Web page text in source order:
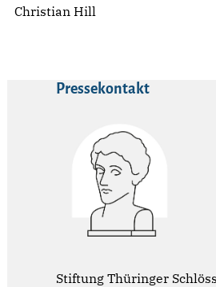
Christian Hill
Pressekontakt
Stiftung Thüringer